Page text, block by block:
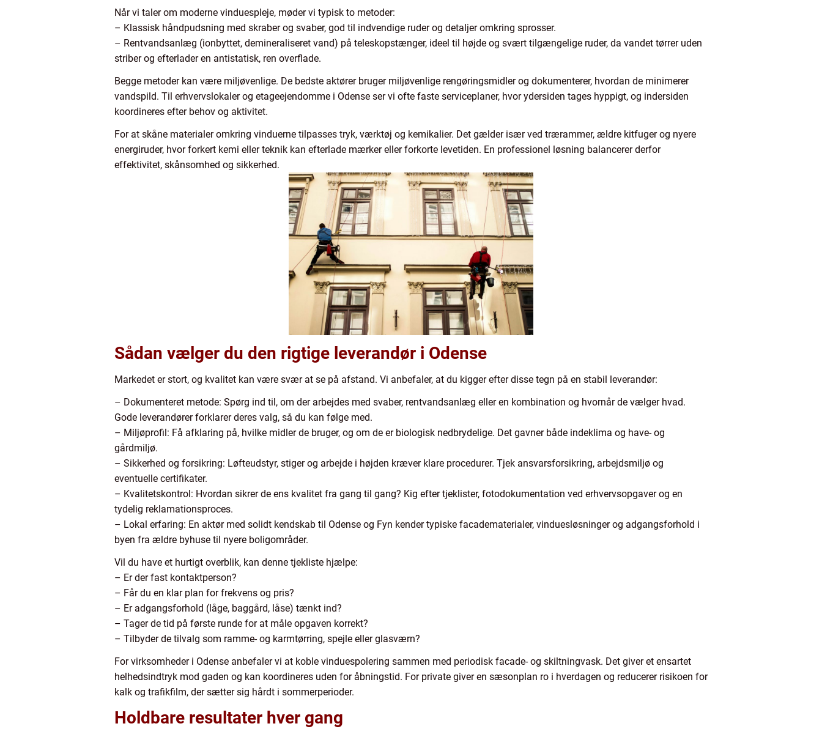
Når vi taler om moderne vinduespleje, møder vi typisk to metoder:
– Klassisk håndpudsning med skraber og svaber, god til indvendige ruder og detaljer omkring sprosser.
– Rentvandsanlæg (ionbyttet, demineraliseret vand) på teleskopstænger, ideel til højde og svært tilgængelige ruder, da vandet tørrer uden
striber og efterlader en antistatisk, ren overflade.
Begge metoder kan være miljøvenlige. De bedste aktører bruger miljøvenlige rengøringsmidler og dokumenterer, hvordan de minimerer
vandspild. Til erhvervslokaler og etageejendomme i Odense ser vi ofte faste serviceplaner, hvor ydersiden tages hyppigt, og indersiden
koordineres efter behov og aktivitet.
For at skåne materialer omkring vinduerne tilpasses tryk, værktøj og kemikalier. Det gælder især ved trærammer, ældre kitfuger og nyere
energiruder, hvor forkert kemi eller teknik kan efterlade mærker eller forkorte levetiden. En professionel løsning balancerer derfor
effektivitet, skånsomhed og sikkerhed.
Sådan vælger du den rigtige leverandør i Odense
Markedet er stort, og kvalitet kan være svær at se på afstand. Vi anbefaler, at du kigger efter disse tegn på en stabil leverandør:
– Dokumenteret metode: Spørg ind til, om der arbejdes med svaber, rentvandsanlæg eller en kombination og hvornår de vælger hvad.
Gode leverandører forklarer deres valg, så du kan følge med.
– Miljøprofil: Få afklaring på, hvilke midler de bruger, og om de er biologisk nedbrydelige. Det gavner både indeklima og have- og
gårdmiljø.
– Sikkerhed og forsikring: Løfteudstyr, stiger og arbejde i højden kræver klare procedurer. Tjek ansvarsforsikring, arbejdsmiljø og
eventuelle certifikater.
– Kvalitetskontrol: Hvordan sikrer de ens kvalitet fra gang til gang? Kig efter tjeklister, fotodokumentation ved erhvervsopgaver og en
tydelig reklamationsproces.
– Lokal erfaring: En aktør med solidt kendskab til Odense og Fyn kender typiske facadematerialer, vinduesløsninger og adgangsforhold i
byen fra ældre byhuse til nyere boligområder.
Vil du have et hurtigt overblik, kan denne tjekliste hjælpe:
– Er der fast kontaktperson?
– Får du en klar plan for frekvens og pris?
– Er adgangsforhold (låge, baggård, låse) tænkt ind?
– Tager de tid på første runde for at måle opgaven korrekt?
– Tilbyder de tilvalg som ramme- og karmtørring, spejle eller glasværn?
For virksomheder i Odense anbefaler vi at koble vinduespolering sammen med periodisk facade- og skiltningvask. Det giver et ensartet
helhedsindtryk mod gaden og kan koordineres uden for åbningstid. For private giver en sæsonplan ro i hverdagen og reducerer risikoen for
kalk og trafikfilm, der sætter sig hårdt i sommerperioder.
Holdbare resultater hver gang